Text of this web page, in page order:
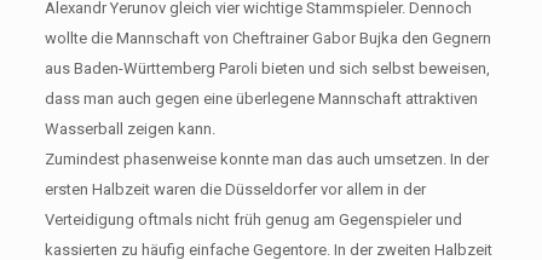
Alexandr Yerunov gleich vier wichtige Stammspieler. Dennoch
wollte die Mannschaft von Cheftrainer Gabor Bujka den Gegnern
aus Baden-Württemberg Paroli bieten und sich selbst beweisen,
dass man auch gegen eine überlegene Mannschaft attraktiven
Wasserball zeigen kann.
Zumindest phasenweise konnte man das auch umsetzen. In der
ersten Halbzeit waren die Düsseldorfer vor allem in der
Verteidigung oftmals nicht früh genug am Gegenspieler und
kassierten zu häufig einfache Gegentore. In der zweiten Halbzeit